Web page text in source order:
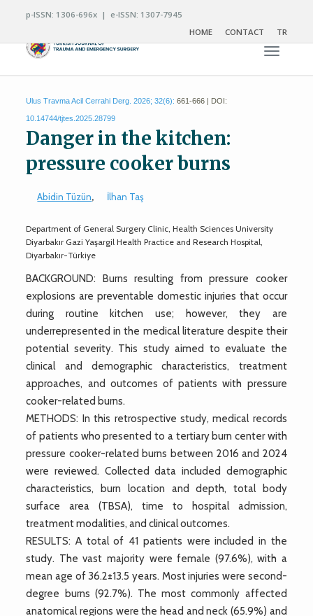
p-ISSN: 1306-696x | e-ISSN: 1307-7945
HOME
CONTACT TR
Toggle
Ulus Travma Acil Cerrahi Derg. 2026; 32(6): 661-666 | DOI:
10.14744/tjtes.2025.28799
Danger in the kitchen:
pressure cooker burns
Abidin Tüzün, İlhan Taş
Department of General Surgery Clinic, Health Sciences University
Diyarbakır Gazi Yaşargil Health Practice and Research Hospital,
Diyarbakır-Türkiye
BACKGROUND: Burns resulting from pressure cooker
explosions are preventable domestic injuries that occur
during routine kitchen use; however, they are
underrepresented in the medical literature despite their
potential severity. This study aimed to evaluate the
clinical and demographic characteristics, treatment
approaches, and outcomes of patients with pressure
cooker-related burns.
METHODS: In this retrospective study, medical records
of patients who presented to a tertiary burn center with
pressure cooker-related burns between 2016 and 2024
were reviewed. Collected data included demographic
characteristics, burn location and depth, total body
surface area (TBSA), time to hospital admission,
treatment modalities, and clinical outcomes.
RESULTS: A total of 41 patients were included in the
study. The vast majority were female (97.6%), with a
mean age of 36.2±13.5 years. Most injuries were second-
degree burns (92.7%). The most commonly affected
anatomical regions were the head and neck (65.9%) and